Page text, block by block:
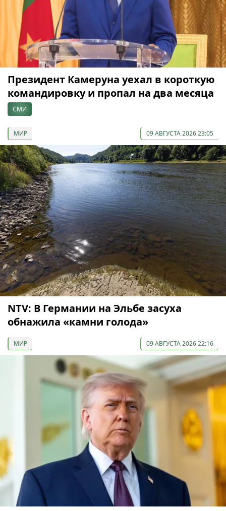
Президент Камеруна уехал в короткую
командировку и пропал на два месяца
СМИ
МИР 09 АВГУСТА 2026 23:05
NTV: В Германии на Эльбе засуха
обнажила «камни голода»
МИР 09 АВГУСТА 2026 22:16